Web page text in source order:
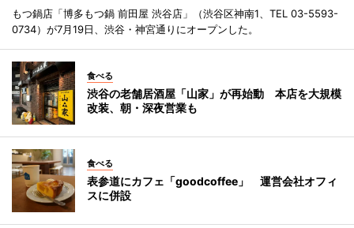
もつ鍋店「博多もつ鍋 前田屋 渋谷店」（渋谷区神南1、TEL 03-5593-
0734）が7月19日、渋谷・神宮通りにオープンした。
食べる
渋谷の老舗居酒屋「山家」が再始動 本店を大規模
改装、朝・深夜営業も
食べる
表参道にカフェ「goodcoffee」 運営会社オフィ
スに併設